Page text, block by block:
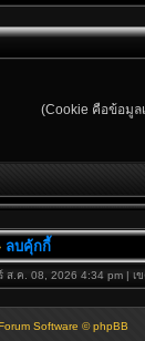
(Cookie คือข้อมูล
ลบคุ้กกี้
ส.ค. 08, 2026 4:34 pm | เ
Software © phpBB